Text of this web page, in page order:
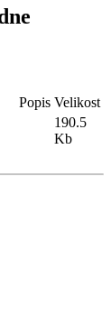
Popis Velikost
190.5
Kb